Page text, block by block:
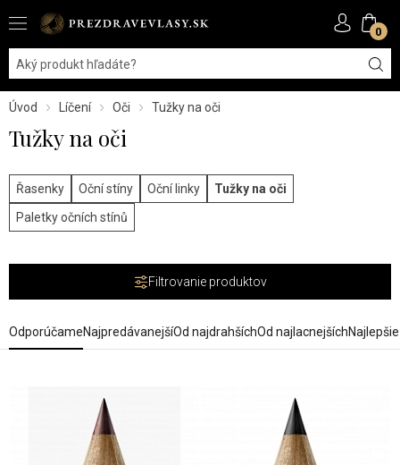
0
Úvod Líčení Oči Tužky na oči
Tužky na oči
Řasenky Oční stíny Oční linky
Tužky na oči
Paletky očních stínů
Filtrovanie produktov
OdporúčameNajpredávanejšíOd najdrahšíchOd najlacnejších